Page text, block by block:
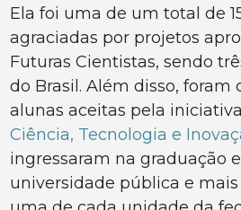
Ela foi uma de um total de
agraciadas por projetos
Futuras Cientistas, sendo
do Brasil. Além disso,
alunas aceitas pela
Ciência, Tecnologia e
ingressaram na graduação
universidade pública e mais